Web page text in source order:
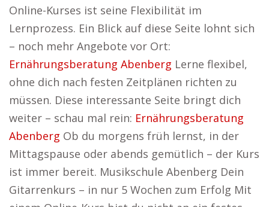
Online-Kurses ist seine Flexibilität im
Lernprozess. Ein Blick auf diese Seite lohnt sich
– noch mehr Angebote vor Ort:
Ernährungsberatung Abenberg Lerne flexibel,
ohne dich nach festen Zeitplänen richten zu
müssen. Diese interessante Seite bringt dich
weiter – schau mal rein: Ernährungsberatung
Abenberg Ob du morgens früh lernst, in der
Mittagspause oder abends gemütlich – der Kurs
ist immer bereit. Musikschule Abenberg Dein
Gitarrenkurs – in nur 5 Wochen zum Erfolg Mit